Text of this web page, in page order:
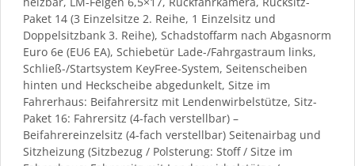
Paket 14 (3 Einzelsitze 2. Reihe, 1 Einzelsitz und
Doppelsitzbank 3. Reihe), Schadstoffarm nach Abgasnorm
Euro 6e (EU6 EA), Schiebetür Lade-/Fahrgastraum links,
Schließ-/Startsystem KeyFree-System, Seitenscheiben
hinten und Heckscheibe abgedunkelt, Sitze im
Fahrerhaus: Beifahrersitz mit Lendenwirbelstütze, Sitz-
Paket 16: Fahrersitz (4-fach verstellbar) –
Beifahrereinzelsitz (4-fach verstellbar) Seitenairbag und
Sitzheizung (Sitzbezug / Polsterung: Stoff / Sitze im